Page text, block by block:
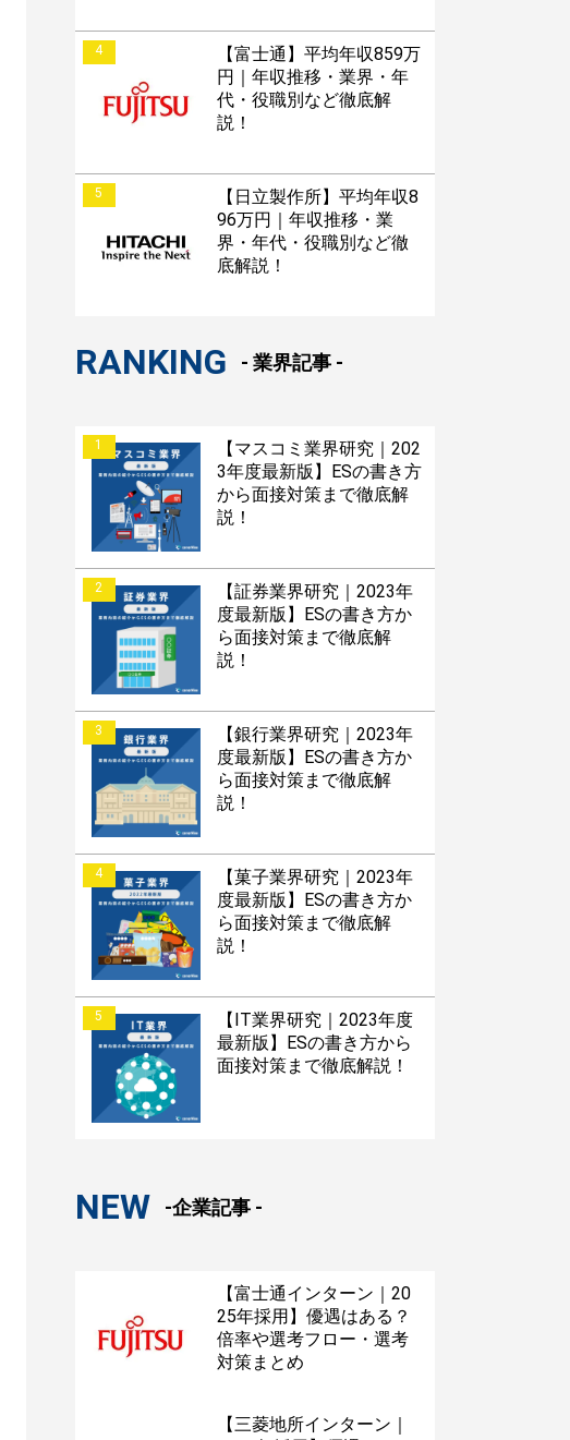
4
【富士通】平均年収859万
円｜年収推移・業界・年
代・役職別など徹底解
説！
5
【日立製作所】平均年収8
96万円｜年収推移・業
界・年代・役職別など徹
底解説！
RANKING - 業界記事 -
1
【マスコミ業界研究｜202
3年度最新版】ESの書き方
から面接対策まで徹底解
説！
2
【証券業界研究｜2023年
度最新版】ESの書き方か
ら面接対策まで徹底解
説！
3
【銀行業界研究｜2023年
度最新版】ESの書き方か
ら面接対策まで徹底解
説！
4
【菓子業界研究｜2023年
度最新版】ESの書き方か
ら面接対策まで徹底解
説！
5
【IT業界研究｜2023年度
最新版】ESの書き方から
面接対策まで徹底解説！
NEW -企業記事 -
【富士通インターン｜20
25年採用】優遇はある？
倍率や選考フロー・選考
対策まとめ
【三菱地所インターン｜